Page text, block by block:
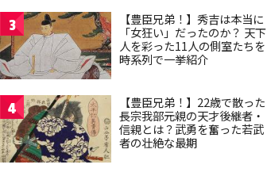
3
【豊臣兄弟！】秀吉は本当に
「女狂い」だったのか？ 天下
人を彩った11人の側室たちを
時系列で一挙紹介
4
【豊臣兄弟！】22歳で散った
長宗我部元親の天才後継者・
信親とは？武勇を奮った若武
者の壮絶な最期